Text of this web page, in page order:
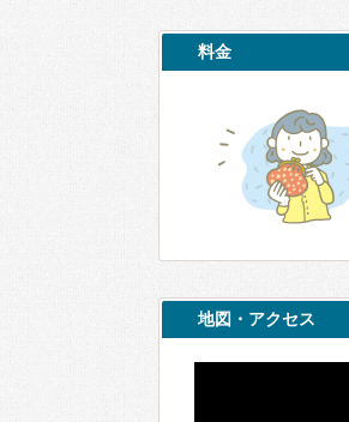
料金
地図・アクセス